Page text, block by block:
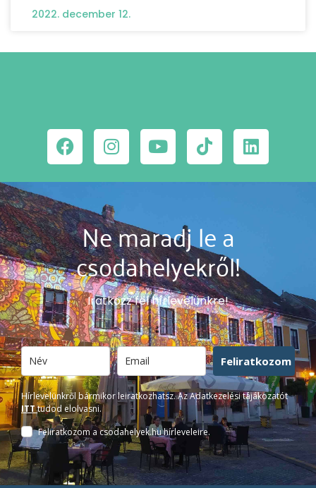
2022. december 12.
Ne maradj le a
csodahelyekről!
Iratkozz fel hírlevelünkre!
Feliratkozom
Hírlevelünkről bármikor leiratkozhatsz. Az Adatkezelési tájákozatót
ITTtudod elolvasni.
Feliratkozom a csodahelyek.hu hírleveleire.